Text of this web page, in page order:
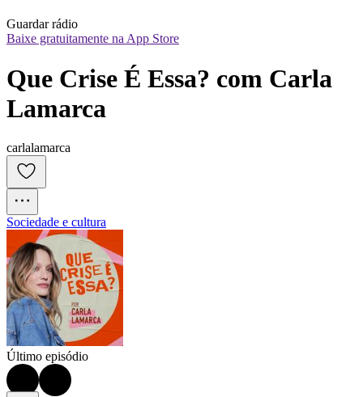
Guardar rádio
Baixe gratuitamente na App Store
Que Crise É Essa? com Carla
Lamarca
carlalamarca
Sociedade e cultura
Último episódio